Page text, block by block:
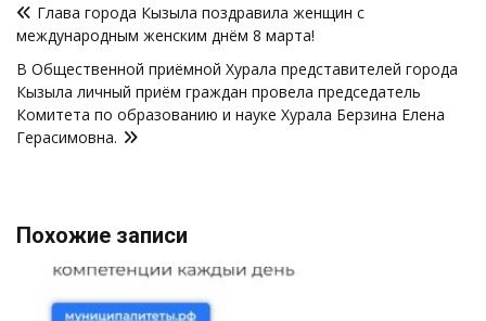
по
записям
Глава города Кызыла поздравила женщин с
международным женским днём 8 марта!
В Общественной приёмной Хурала представителей города
Кызыла личный приём граждан провела председатель
Комитета по образованию и науке Хурала Берзина Елена
Герасимовна.
Похожие записи